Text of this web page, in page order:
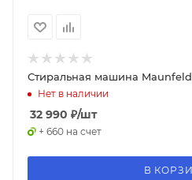
Стиральная машина Maunfeld
Нет в наличии
32 990 ₽/шт
+ 660 на счет
В